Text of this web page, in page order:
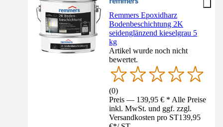
Remmers Epoxidharz
Bodenbeschichtung 2K
seidenglänzend kieselgrau 5
kg
Artikel wurde noch nicht
bewertet.
(0)
Preis — 139,95 € * Alle Preise
inkl. MwSt. und ggf. zzgl.
Versandkosten pro ST139,95